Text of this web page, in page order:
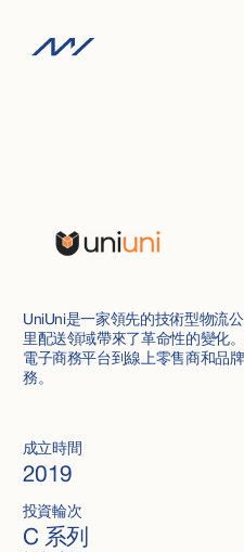
UniUni是一家領先的技術型物流
里配送領域帶來了革命性的變化
電子商務平台到線上零售商和品
務。
成立時間
2019
投資輪次
C 系列